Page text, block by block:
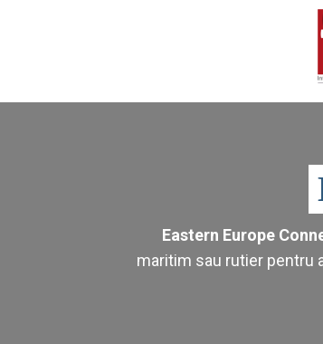
Eastern Europe
maritim sau rutier pentru